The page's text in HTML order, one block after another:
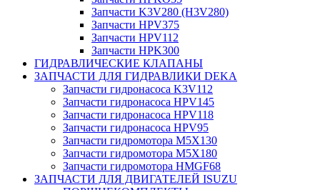
Запчасти K3V280 (H3V280)
Запчасти HPV375
Запчасти HPV112
Запчасти HPK300
ГИДРАВЛИЧЕСКИЕ КЛАПАНЫ
ЗАПЧАСТИ ДЛЯ ГИДРАВЛИКИ DEKA
Запчасти гидронасоса K3V112
Запчасти гидронасоса HPV145
Запчасти гидронасоса HPV118
Запчасти гидронасоса HPV95
Запчасти гидромотора M5X130
Запчасти гидромотора M5X180
Запчасти гидромотора HMGF68
ЗАПЧАСТИ ДЛЯ ДВИГАТЕЛЕЙ ISUZU